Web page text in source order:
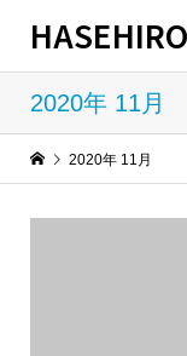
2020年 11月
2020年 11月